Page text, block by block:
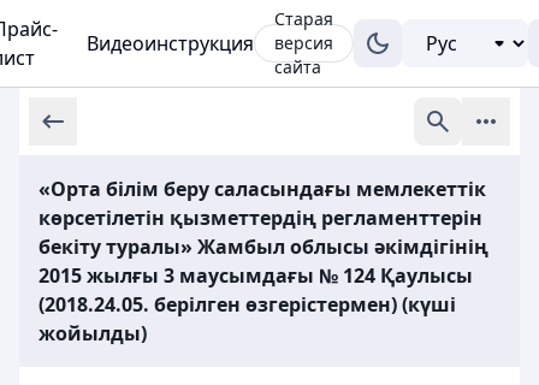
Видеоинструкция
Старая
версия
сайта
«Орта білім беру саласындағы мемлекеттік
көрсетілетін қызметтердің регламенттерін
бекіту туралы» Жамбыл облысы әкімдігінің
2015 жылғы 3 маусымдағы № 124 Қаулысы
(2018.24.05. берілген өзгерістермен) (күші
жойылды)